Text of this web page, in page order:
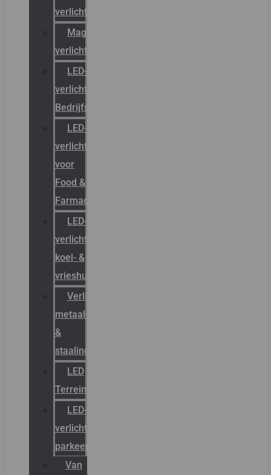
verlichting
Magazijn
verlichting
LED-
verlichting
Bedrijfshal
LED-
verlichting
voor
Food &
Farmacie
LED-
verlichting
koel- &
vrieshuizen
Verlichting
metaal-
&
staalindustrie
LED
Terreinverlichting
LED-
verlichting
parkeergarage
Van